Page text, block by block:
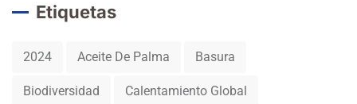
Etiquetas
2024 Aceite De Palma Basura
Biodiversidad Calentamiento Global